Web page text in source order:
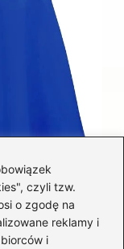
czyli tzw.
o zgodę na
reklamy i
i
z